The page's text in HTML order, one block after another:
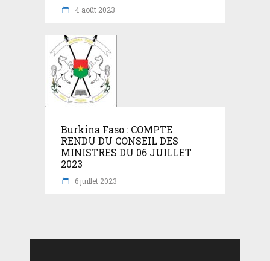
4 août 2023
Burkina Faso : COMPTE
RENDU DU CONSEIL DES
MINISTRES DU 06 JUILLET
2023
6 juillet 2023